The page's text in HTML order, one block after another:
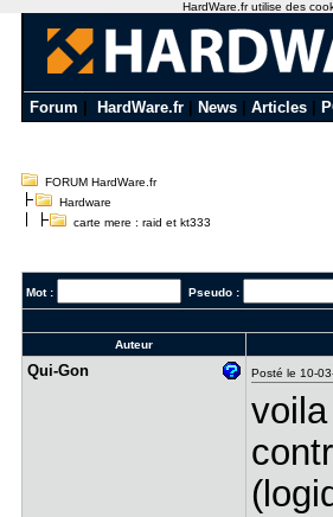
Forum HardWare.fr News Articles
FORUM HardWare.fr
Hardware
carte mere : raid et kt333
Mot : Pseudo :
Auteur
Qui-Gon Posté le 10-
HardWare.fr utilise des